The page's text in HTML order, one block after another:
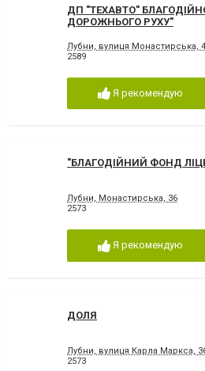
ДП "ТЕХАВТО"
ДОРОЖНЬОГО РУХУ"
Лубни, вулиця Монастирська,
2589
Я рекомендую
"БЛАГОДІЙНИЙ ФОНД
Лубни, Монастирська, 36
2573
Я рекомендую
ДОЛЯ
Лубни, вулиця Карла Маркса,
2573